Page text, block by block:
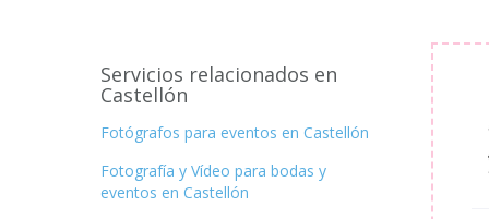
Servicios relacionados en
Castellón
Fotógrafos para eventos en Castellón
Fotografía y Vídeo para bodas y
eventos en Castellón